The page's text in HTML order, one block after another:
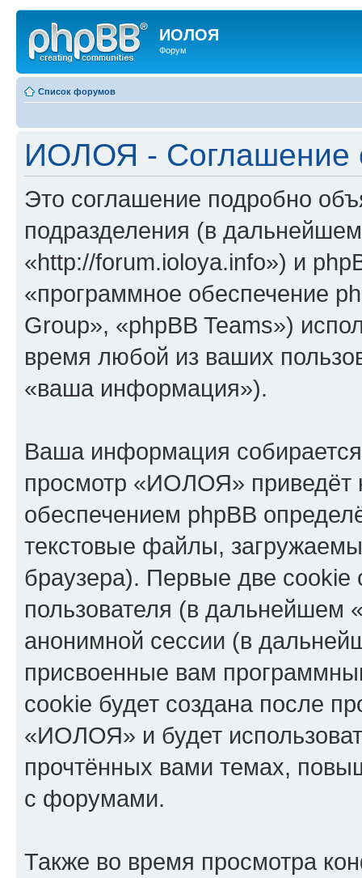
ИОЛОЯ
Форум
Список форумов
ИОЛОЯ - Соглашение
Это соглашение подробно
подразделения (в
«http://forum.ioloya.info») и
«программное обеспечение
Group», «phpBB Teams»)
время любой из ваших
«ваша информация»).
Ваша информация
просмотр «ИОЛОЯ» приведёт
обеспечением phpBB
текстовые файлы,
браузера). Первые две cookie
пользователя (в дальнейшем
анонимной сессии (в
присвоенные вам
cookie будет создана после
«ИОЛОЯ» и будет
прочтённых вами темах,
с форумами.
Также во время просмотра